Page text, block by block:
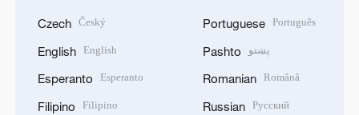
Czech Český
English English
Esperanto Esperanto
Filipino Filipino
Portuguese Português
Pashto پښتو
Romanian Română
Russian Русский